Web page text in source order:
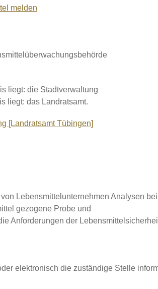
melden
liegt: die Stadtverwaltung
liegt: das Landratsamt.
[Landratsamt Tübingen]
Lebensmittelunternehmen Analysen
gezogene Probe und
Anforderungen der
elektronisch die zuständige Stelle